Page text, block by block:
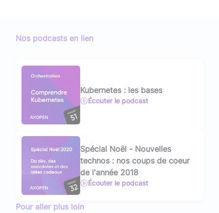
Nos podcasts en lien
Kubernetes : les bases
Écouter le podcast
Spécial Noël - Nouvelles
technos : nos coups de coeur
de l'année 2018
Écouter le podcast
Pour aller plus loin